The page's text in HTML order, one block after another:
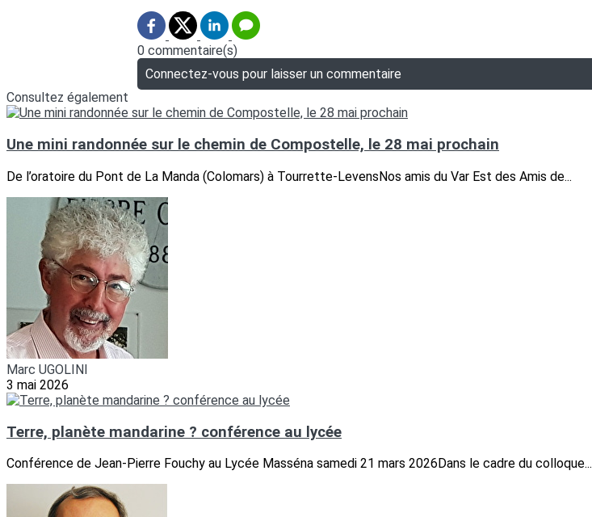
0 commentaire(s)
Connectez-vous pour laisser un commentaire
Consultez également
Une mini randonnée sur le chemin de Compostelle, le 28 mai prochain
De l’oratoire du Pont de La Manda (Colomars) à Tourrette-LevensNos amis du Var Est des Amis de...
Marc UGOLINI
3 mai 2026
Terre, planète mandarine ? conférence au lycée
Conférence de Jean-Pierre Fouchy au Lycée Masséna samedi 21 mars 2026Dans le cadre du colloque...